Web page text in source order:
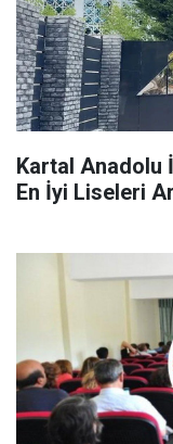
Kartal Anadolu
En İyi Liseleri